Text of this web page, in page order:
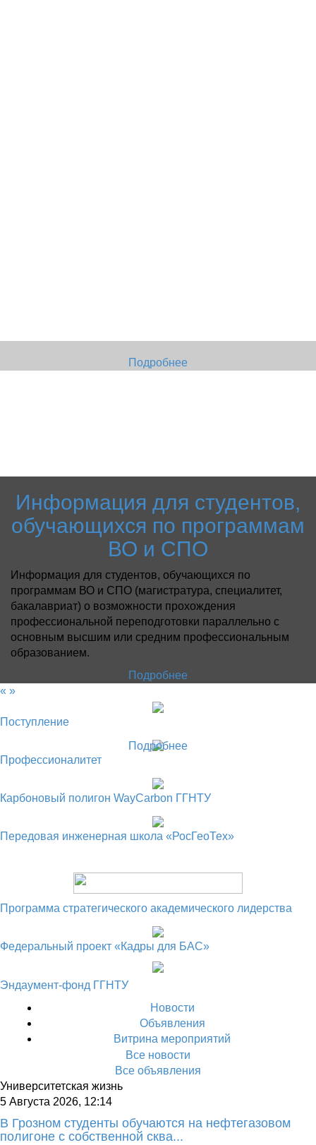
Подробнее
Подробнее
Информация для студентов,
обучающихся по программам
ВО и СПО
Информация для студентов, обучающихся по
программам ВО и СПО (магистратура, специалитет,
бакалавриат) о возможности прохождения
профессиональной переподготовки параллельно с
основным высшим или средним профессиональным
образованием.
Подробнее
« »
Поступление
Профессионалитет
Карбоновый полигон WayCarbon ГГНТУ
Передовая инженерная школа «РосГеоТех»
Программа стратегического академического лидерства
Федеральный проект «Кадры для БАС»
Эндаумент-фонд ГГНТУ
Новости
Объявления
Витрина мероприятий
Все новости
Все объявления
Университетская жизнь
5 Августа 2026, 12:14
В Грозном студенты обучаются на нефтегазовом
полигоне с собственной сква...